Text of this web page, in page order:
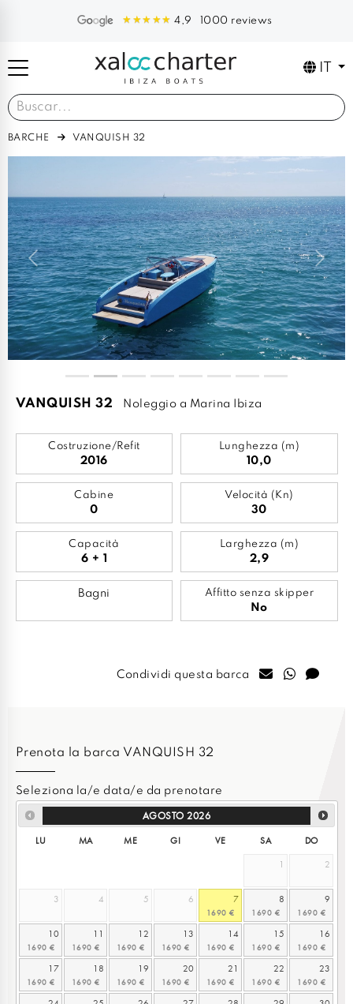
4,9 1000 reviews
IT
BARCHE VANQUISH 32
Previous Next
VANQUISH 32 Noleggio a Marina Ibiza
Costruzione/Refit
2016
Lunghezza (m)
10,0
Cabine
0
Velocità (Kn)
30
Capacità
6 + 1
Larghezza (m)
2,9
Bagni Affitto senza skipper
No
Condividi questa barca
Prenota la barca VANQUISH 32
Seleziona la/e data/e da prenotare
AGOSTO 2026
LU MA ME GI VE SA
DO
1
2
3 4 5 6 7 8 9
10 11 12 13 14 15 16
17 18 19 20 21 22 23